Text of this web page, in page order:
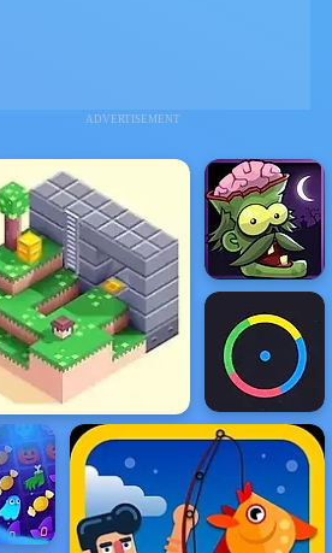
ADVERTISEMENT